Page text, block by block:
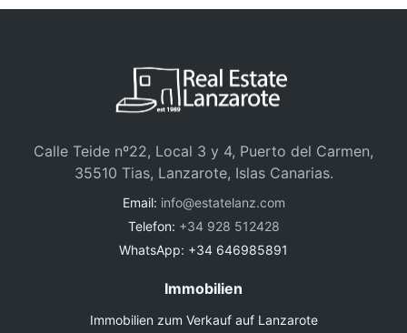
Calle Teide nº22, Local 3 y 4, Puerto del Carmen,
35510 Tias, Lanzarote, Islas Canarias.
Email: info@estatelanz.com
Telefon: +34 928 512428
WhatsApp: +34 646985891
Immobilien
Immobilien zum Verkauf auf Lanzarote